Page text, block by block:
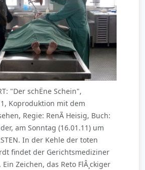
"Der schËne Schein",
Koproduktion mit dem
Regie: RenÃ Heisig, Buch:
am Sonntag (16.01.11) um
In der Kehle der toten
findet der Gerichtsmediziner
Zeichen, das Reto FlÂ¸ckiger